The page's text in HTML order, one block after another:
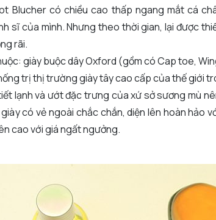
Blucher có chiều cao thấp ngang mắt cá
sĩ của mình. Nhưng theo thời gian, lại được
rãi.
giày buộc dây Oxford (gồm có Cap toe,
trị thị trường giày tây cao cấp của thế giới
lạnh và ướt đặc trưng của xứ sở sương mù
có vẻ ngoài chắc chắn, diện lên hoàn hảo
cao với giá ngất ngưởng.